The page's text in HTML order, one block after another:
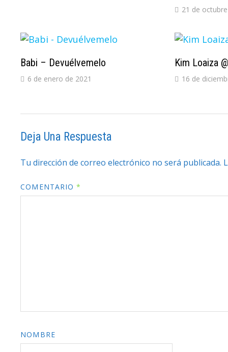
21 de
Babi – Devuélvemelo
6 de enero de 2021
Kim Loaiza
16 de
Deja Una Respuesta
Tu dirección de correo electrónico no será publicada.
COMENTARIO*
NOMBRE